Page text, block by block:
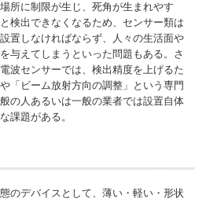
所に制限が生じ、死角が生まれやす
検出できなくなるため、センサー類は
置しなければならず、人々の生活面や
与えてしまうといった問題もある。さ
波センサーでは、検出精度を上げるた
「ビーム放射方向の調整」という専門
の人あるいは一般の業者では設置自体
課題がある。
のデバイスとして、薄い・軽い・形状